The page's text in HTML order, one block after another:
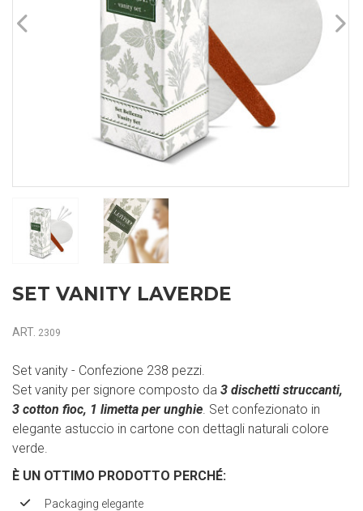
SET VANITY LAVERDE
ART. 2309
Set vanity - Confezione 238 pezzi.
Set vanity per signore composto da 3 dischetti struccanti,
3 cotton fioc, 1 limetta per unghie. Set confezionato in
elegante astuccio in cartone con dettagli naturali colore
verde.
È UN OTTIMO PRODOTTO PERCHÉ:
Packaging elegante